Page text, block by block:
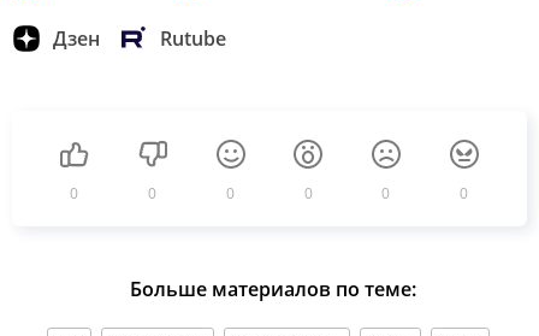
Дзен Rutube
0 0 0 0 0 0
Больше материалов по теме: